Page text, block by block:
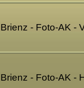
Brienz - Foto-AK -
Brienz - Foto-AK -